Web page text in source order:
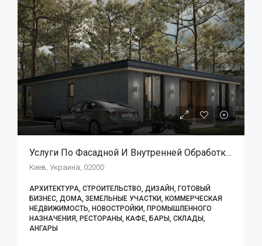
Услуги По Фасадной И Внутренней Обработке/ремонтным Работам
Киев, Украина, 02000
АРХИТЕКТУРА, СТРОИТЕЛЬСТВО, ДИЗАЙН, ГОТОВЫЙ
БИЗНЕС, ДОМА, ЗЕМЕЛЬНЫЕ УЧАСТКИ, КОММЕРЧЕСКАЯ
НЕДВИЖИМОСТЬ, НОВОСТРОЙКИ, ПРОМЫШЛЕННОГО
НАЗНАЧЕНИЯ, РЕСТОРАНЫ, КАФЕ, БАРЫ, СКЛАДЫ,
АНГАРЫ